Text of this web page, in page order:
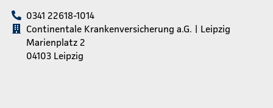
0341 22618-1014
Continentale Krankenversicherung a.G. | Leipzig
Marienplatz 2
04103 Leipzig